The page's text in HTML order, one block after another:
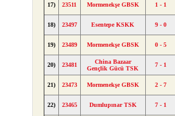
17) 23511 Mormenekşe GBSK 1 - 1
18) 23497 Esentepe KSKK 9 - 0
19) 23489 Mormenekşe GBSK 0 - 5
20) 23481
China Bazaar
Gençlik Gücü TSK
7 - 1
21) 23473 Mormenekşe GBSK 2 - 7
22) 23465 Dumlupınar TSK 7 - 1